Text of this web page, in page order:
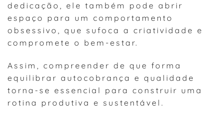
dedicação, ele também pode abrir
espaço para um comportamento
obsessivo, que sufoca a criatividade e
compromete o bem-estar.
Assim, compreender de que forma
equilibrar autocobrança e qualidade
torna-se essencial para construir uma
rotina produtiva e sustentável.